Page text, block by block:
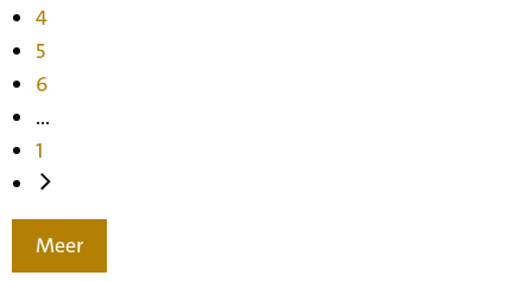
4
5
6
...
1
Meer